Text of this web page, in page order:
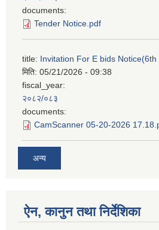
documents:
Tender Notice.pdf
title: Invitation For E bids
मिति: 05/21/2026 - 09:38
fiscal_year:
२०८२/०८३
documents:
CamScanner 05-20-2026
अन्य
ऐन, कानुन तथा निर्देशिका